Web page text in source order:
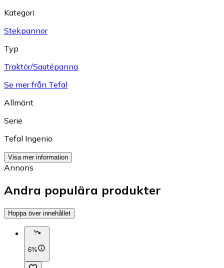
Kategori
Stekpannor
Typ
Traktör/Sautépanna
Se mer från Tefal
Allmänt
Serie
Tefal Ingenio
Visa mer information
Annons
Andra populära produkter
Hoppa över innehållet
6%